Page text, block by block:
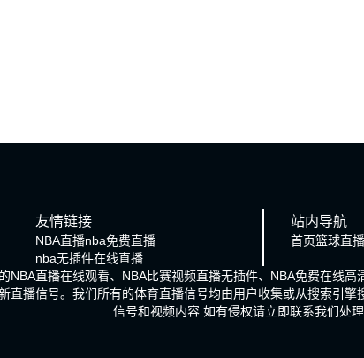
友情链接
NBA直播nba免费直播
nba无插件在线直播
站内导航
首页篮球直播
NBA直播在线观看、NBA比赛视频直播无插件、NBA免费在线
直播信号。我们所有的体育直播信号均由用户收集或从搜索引
信号和视频内容 如有侵权请立即联系我们处理